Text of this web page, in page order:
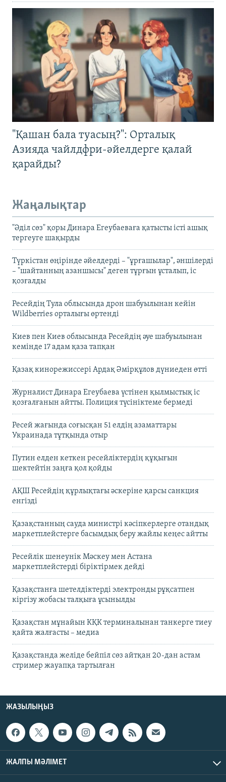
"Қашан бала туасың?": Орталық
Азияда чайлдфри-әйелдерге қалай
қарайды?
Жаңалықтар
"Әділ сөз" қоры Динара Егеубаеваға қатысты істі ашық
тергеуге шақырды
Түркістан өңірінде әйелдерді – "ұрғашылар", әншілерді
– "шайтанның азаншысы" деген тұрғын ұсталып, іс
қозғалды
Ресейдің Тула облысында дрон шабуылынан кейін
Wildberries орталығы өртенді
Киев пен Киев облысында Ресейдің әуе шабуылынан
кемінде 17 адам қаза тапқан
Қазақ кинорежиссері Ардақ Әмірқұлов дүниеден өтті
Журналист Динара Егеубаева үстінен қылмыстық іс
қозғалғанын айтты. Полиция түсініктеме бермеді
Ресей жағында соғысқан 51 елдің азаматтары
Украинада тұтқында отыр
Путин елден кеткен ресейліктердің құқығын
шектейтін заңға қол қойды
АҚШ Ресейдің құрлықтағы әскеріне қарсы санкция
енгізді
Қазақстанның сауда министрі кәсіпкерлерге отандық
маркетплейстерге басымдық беру жайлы кеңес айтты
Ресейлік шенеунік Мәскеу мен Астана
маркетплейстерді біріктірмек дейді
Қазақстанға шетелдіктерді электронды рұқсатпен
кіргізу жобасы талқыға ұсынылды
Қазақстан мұнайын КҚК терминалынан танкерге тиеу
қайта жалғасты – медиа
Қазақстанда желіде бейпіл сөз айтқан 20-дан астам
стример жауапқа тартылған
ЖАЗЫЛЫҢЫЗ
ЖАЛПЫ МӘЛІМЕТ